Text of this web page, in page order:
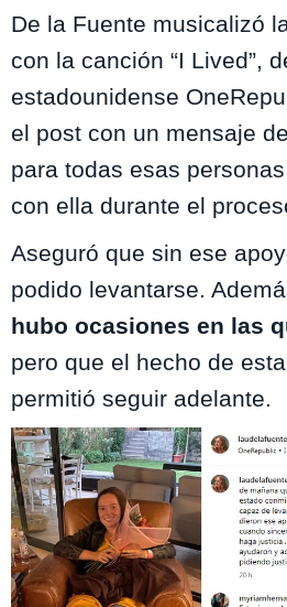
De la Fuente musicalizó
con la canción “I Lived”,
estadounidense
el post con un mensaje
para todas esas
con ella durante el
Aseguró que sin ese
podido levantarse.
hubo ocasiones en las
pero que el hecho de
permitió seguir adelante.